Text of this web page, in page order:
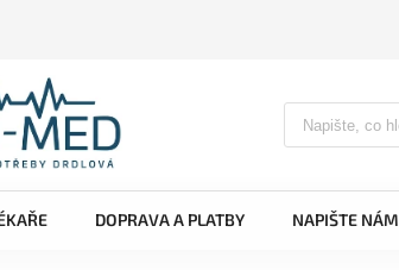
DOPRAVA A PLATBY NAPIŠTE NÁM